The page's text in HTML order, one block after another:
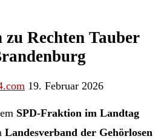
zu Rechten Tauber
19. Februar 2026
SPD-Fraktion im Landtag
Landesverband der Gehörlosen